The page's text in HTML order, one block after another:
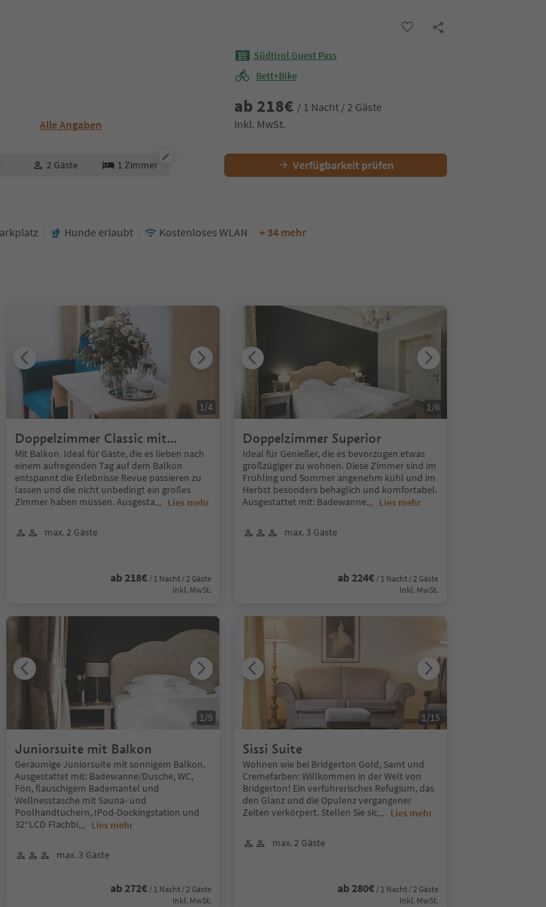
Alle Angaben
Südtirol Guest Pass
Bett+Bike
ab 218€ / 1 Nacht / 2 Gäste
Inkl. MwSt.
2 Gäste 1 Zimmer Verfügbarkeit prüfen
Hunde erlaubt Kostenloses WLAN + 34 mehr
Doppelzimmer Classic mit
Balkon
Mit Balkon. Ideal für Gäste, die es lieben nach
einem aufregenden Tag auf dem Balkon
entspannt die Erlebnisse Revue passieren zu
lassen und die nicht unbedingt ein großes
Zimmer haben müssen. Ausgesta... Lies mehr
max. 2 Gäste
ab 218€ / 1 Nacht / 2 Gäste
Inkl. MwSt.
1/4
Doppelzimmer Superior
Ideal für Genießer, die es bevorzugen etwas
großzügiger zu wohnen. Diese Zimmer sind im
Frühling und Sommer angenehm kühl und im
Herbst besonders behaglich und komfortabel.
Ausgestattet mit: Badewanne... Lies mehr
max. 3 Gäste
ab 224€ / 1 Nacht / 2 Gäste
Inkl. MwSt.
1/6
Juniorsuite mit Balkon
Geräumige Juniorsuite mit sonnigem Balkon.
Ausgestattet mit: Badewanne/Dusche, WC,
Fön, flauschigem Bademantel und
Wellnesstasche mit Sauna- und
Poolhandtüchern, IPod-Dockingstation und
32“LCD Flachbi... Lies mehr
max. 3 Gäste
ab 272€ / 1 Nacht / 2 Gäste
Inkl. MwSt.
1/5
Sissi Suite
Wohnen wie bei Bridgerton Gold, Samt und
Cremefarben: Willkommen in der Welt von
Bridgerton! Ein verführerisches Refugium, das
den Glanz und die Opulenz vergangener
Zeiten verkörpert. Stellen Sie sic... Lies mehr
max. 2 Gäste
ab 280€ / 1 Nacht / 2 Gäste
Inkl. MwSt.
1/15